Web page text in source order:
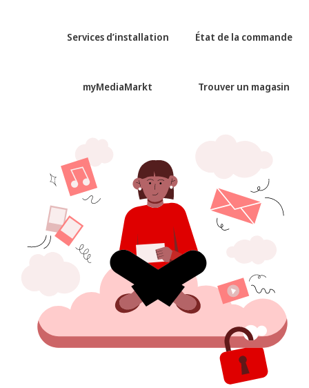
Services d’installation État de la commande
myMediaMarkt Trouver un magasin